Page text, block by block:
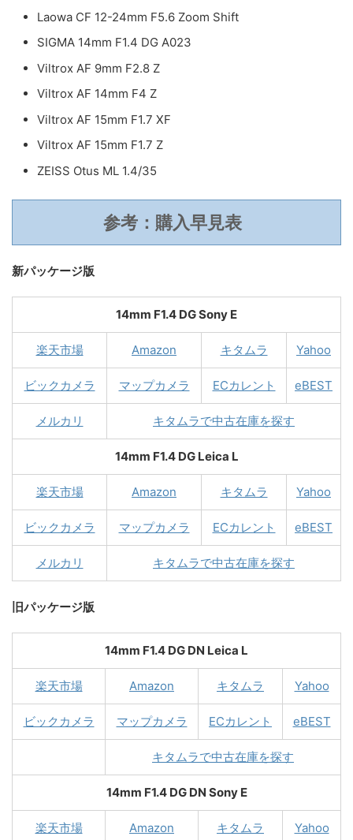
Laowa CF 12-24mm F5.6 Zoom Shift
SIGMA 14mm F1.4 DG A023
Viltrox AF 9mm F2.8 Z
Viltrox AF 14mm F4 Z
Viltrox AF 15mm F1.7 XF
Viltrox AF 15mm F1.7 Z
ZEISS Otus ML 1.4/35
参考：購入早見表
新パッケージ版
14mm F1.4 DG Sony E
楽天市場 Amazon キタムラ Yahoo
ビックカメラ マップカメラ ECカレント eBEST
メルカリ キタムラで中古在庫を探す
14mm F1.4 DG Leica L
楽天市場 Amazon キタムラ Yahoo
ビックカメラ マップカメラ ECカレント eBEST
メルカリ キタムラで中古在庫を探す
旧パッケージ版
14mm F1.4 DG DN Leica L
楽天市場 Amazon キタムラ Yahoo
ビックカメラ マップカメラ ECカレント eBEST
キタムラで中古在庫を探す
14mm F1.4 DG DN Sony E
楽天市場 Amazon キタムラ Yahoo